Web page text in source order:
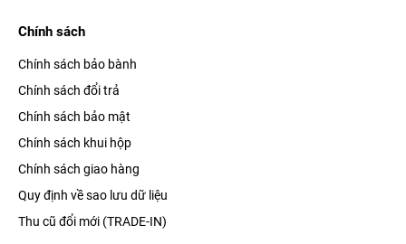
Đặc biệt, đây cũng là lần đầu tiên trong lịch sử mà Apple mang
hệ thống buồng hơi tản nhiệt
thống này được thiết kế để chứa nước khử ion và hàn kín bằng
laser.
Nhiệm vụ chính của nó là kết hợp với khung nhôm để tản nhiệt
hiệu quả, giúp duy trì hiệu năng trong các phiên quay dài hoặc
chơi game nặng mà không bị throttling. Đây cũng chính là bí
Chính sách
Chính sách bảo bành
Chính sách đổi trả
Chính sách bảo mật
Chính sách khui hộp
Chính sách giao hàng
Quy định về sao lưu dữ liệu
Thu cũ đổi mới (TRADE-IN)